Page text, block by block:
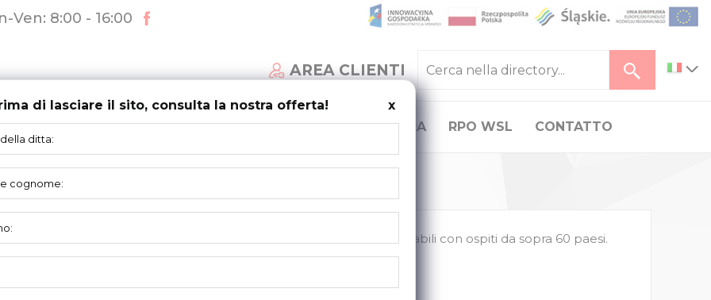
Ven: 8:00 - 16:00
AREA CLIENTI
DI PORTE AGGIORNAMENTI SUPPORTO CARRIERA RPO WSL CONTATTO
di lasciare il sito, consulta la nostra offerta! x
esposizioni R+T in Stoccarda. Abbiamo avuto incontri amabili con ospiti da sopra 60 paesi.